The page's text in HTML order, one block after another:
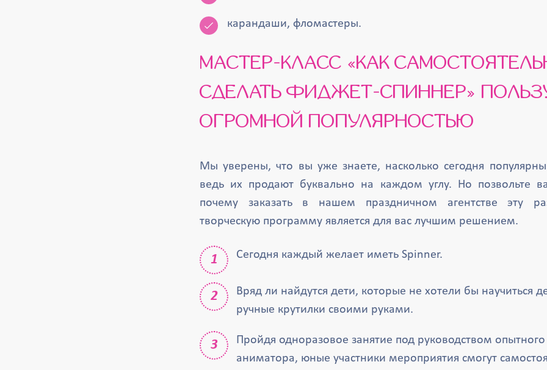
карандаши, фломастеры.
МАСТЕР-КЛАСС «КАК САМОСТОЯТЕЛЬНО
СДЕЛАТЬ ФИДЖЕТ-СПИННЕР»
ОГРОМНОЙ ПОПУЛЯРНОСТЬЮ
Мы уверены, что вы уже знаете, насколько сегодня
ведь их продают буквально на каждом углу. Но позвольте
почему заказать в нашем праздничном агентстве эту
творческую программу является для вас лучшим решением.
Сегодня каждый желает иметь Spinner.
Вряд ли найдутся дети, которые не хотели бы научиться
ручные крутилки своими руками.
Пройдя одноразовое занятие под руководством
аниматора, юные участники мероприятия смогут